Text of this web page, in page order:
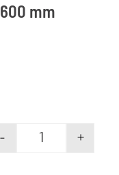
mm
Prefatherm,
- +